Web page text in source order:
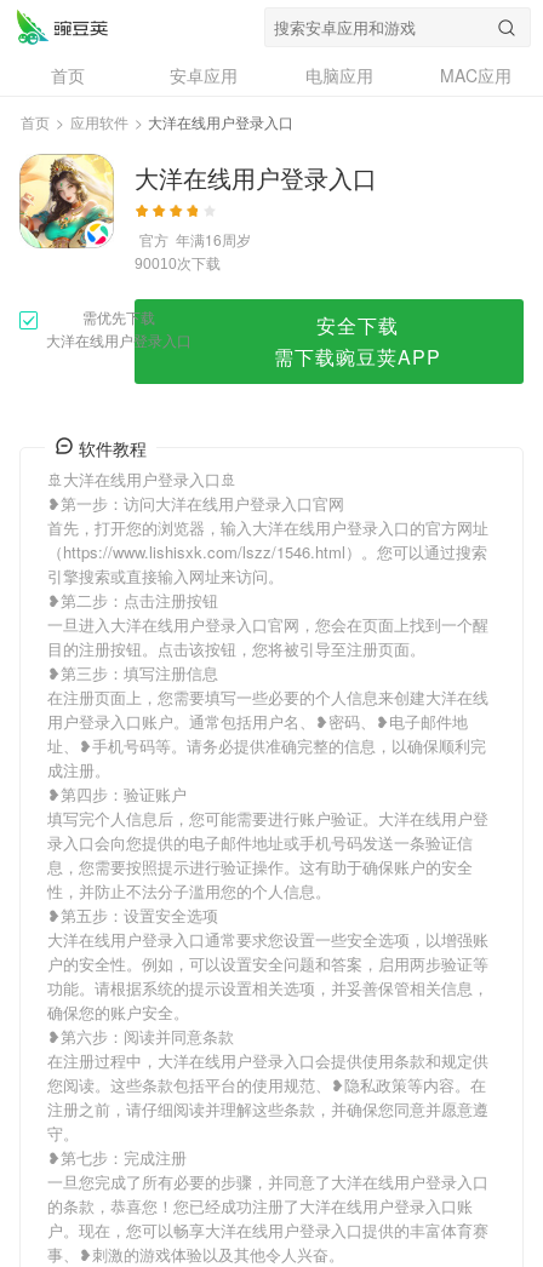
大洋在线用户登录入口
首页 安卓应用 电脑应用
MAC应用
资讯
专题
问答
首页 > 应用软件 > 大洋在线用户登录入口
大洋在线用户登录入口
官方 年满16周岁
90010次下载
需优先下载
大洋在线用户登录入口
安全下载
需下载豌豆荚APP
软件教程
🚢大洋在线用户登录入口🚢
❥第一步：访问大洋在线用户登录入口官网
首先，打开您的浏览器，输入大洋在线用户登录入口的官方网址
（https://www.lishisxk.com/lszz/1546.html）。您可以通过搜索
引擎搜索或直接输入网址来访问。
❥第二步：点击注册按钮
一旦进入大洋在线用户登录入口官网，您会在页面上找到一个醒
目的注册按钮。点击该按钮，您将被引导至注册页面。
❥第三步：填写注册信息
在注册页面上，您需要填写一些必要的个人信息来创建大洋在线
用户登录入口账户。通常包括用户名、❥密码、❥电子邮件地
址、❥手机号码等。请务必提供准确完整的信息，以确保顺利完
成注册。
❥第四步：验证账户
填写完个人信息后，您可能需要进行账户验证。大洋在线用户登
录入口会向您提供的电子邮件地址或手机号码发送一条验证信
息，您需要按照提示进行验证操作。这有助于确保账户的安全
性，并防止不法分子滥用您的个人信息。
❥第五步：设置安全选项
大洋在线用户登录入口通常要求您设置一些安全选项，以增强账
户的安全性。例如，可以设置安全问题和答案，启用两步验证等
功能。请根据系统的提示设置相关选项，并妥善保管相关信息，
确保您的账户安全。
❥第六步：阅读并同意条款
在注册过程中，大洋在线用户登录入口会提供使用条款和规定供
您阅读。这些条款包括平台的使用规范、❥隐私政策等内容。在
注册之前，请仔细阅读并理解这些条款，并确保您同意并愿意遵
守。
❥第七步：完成注册
一旦您完成了所有必要的步骤，并同意了大洋在线用户登录入口
的条款，恭喜您！您已经成功注册了大洋在线用户登录入口账
户。现在，您可以畅享大洋在线用户登录入口提供的丰富体育赛
事、❥刺激的游戏体验以及其他令人兴奋。